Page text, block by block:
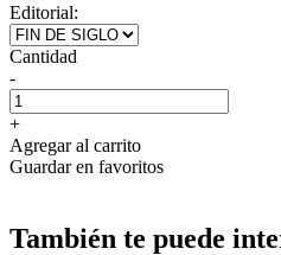
Editorial:
Cantidad
-
+
Agregar al carrito
Guardar en favoritos
También te puede